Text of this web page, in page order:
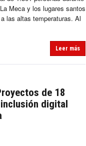
Meca y los lugares santos
las altas temperaturas. Al
Leer más
de 18
digital